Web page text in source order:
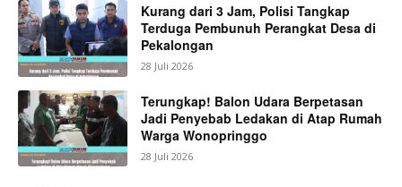
Kurang dari 3 Jam, Polisi Tangkap
Terduga Pembunuh Perangkat Desa di
Pekalongan
28 Juli 2026
Terungkap! Balon Udara Berpetasan
Jadi Penyebab Ledakan di Atap Rumah
Warga Wonopringgo
28 Juli 2026